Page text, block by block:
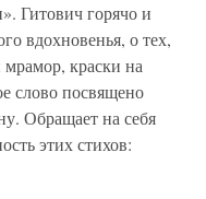
Гитович горячо и
вдохновенья, о тех,
мрамор, краски на
слово посвящено
Обращает на себя
этих стихов: